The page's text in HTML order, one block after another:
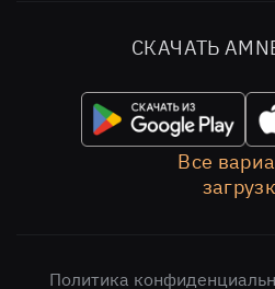
СКАЧАТЬ
Все
Политика